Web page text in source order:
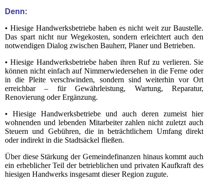
Denn:
• Hiesige Handwerksbetriebe haben es nicht weit zur Baustelle.
Das spart nicht nur Wegekosten, sondern erleichtert auch den
notwendigen Dialog zwischen Bauherr, Planer und Betrieben.
• Hiesige Handwerksbetriebe haben ihren Ruf zu verlieren. Sie
können nicht einfach auf Nimmerwiedersehen in die Ferne oder
in die Pleite verschwinden, sondern sind weiterhin vor Ort
erreichbar – für Gewährleistung, Wartung, Reparatur,
Renovierung oder Ergänzung.
• Hiesige Handwerksbetriebe und auch deren zumeist hier
wohnenden und lebenden Mitarbeiter zahlen nicht zuletzt auch
Steuern und Gebühren, die in beträchtlichem Umfang direkt
oder indirekt in die Stadtsäckel fließen.
Über diese Stärkung der Gemeindefinanzen hinaus kommt auch
ein erheblicher Teil der betrieblichen und privaten Kaufkraft des
hiesigen Handwerks insgesamt dieser Region zugute.